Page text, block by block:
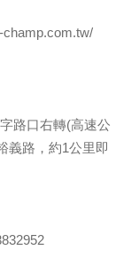
champ.com.tw/
路口右轉(高速公
義路，約1公里即